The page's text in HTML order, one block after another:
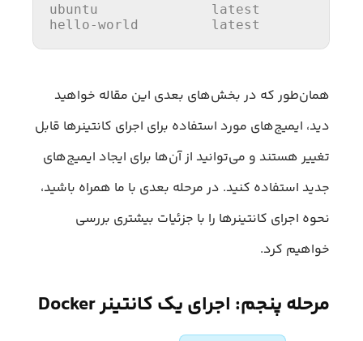
ubuntu
hello-world         latest
همان‌طور که در بخش‌های بعدی این مقاله خواهید
دید، ایمیج‌های مورد استفاده برای اجرای کانتینرها قابل
تغییر هستند و می‌توانید از آن‌ها برای ایجاد ایمیج‌های
جدید استفاده کنید. در مرحله بعدی با ما همراه باشید،
نحوه اجرای کانتینرها را با جزئیات بیشتری بررسی
خواهیم کرد.
مرحله پنجم: اجرای یک کانتینر Docker